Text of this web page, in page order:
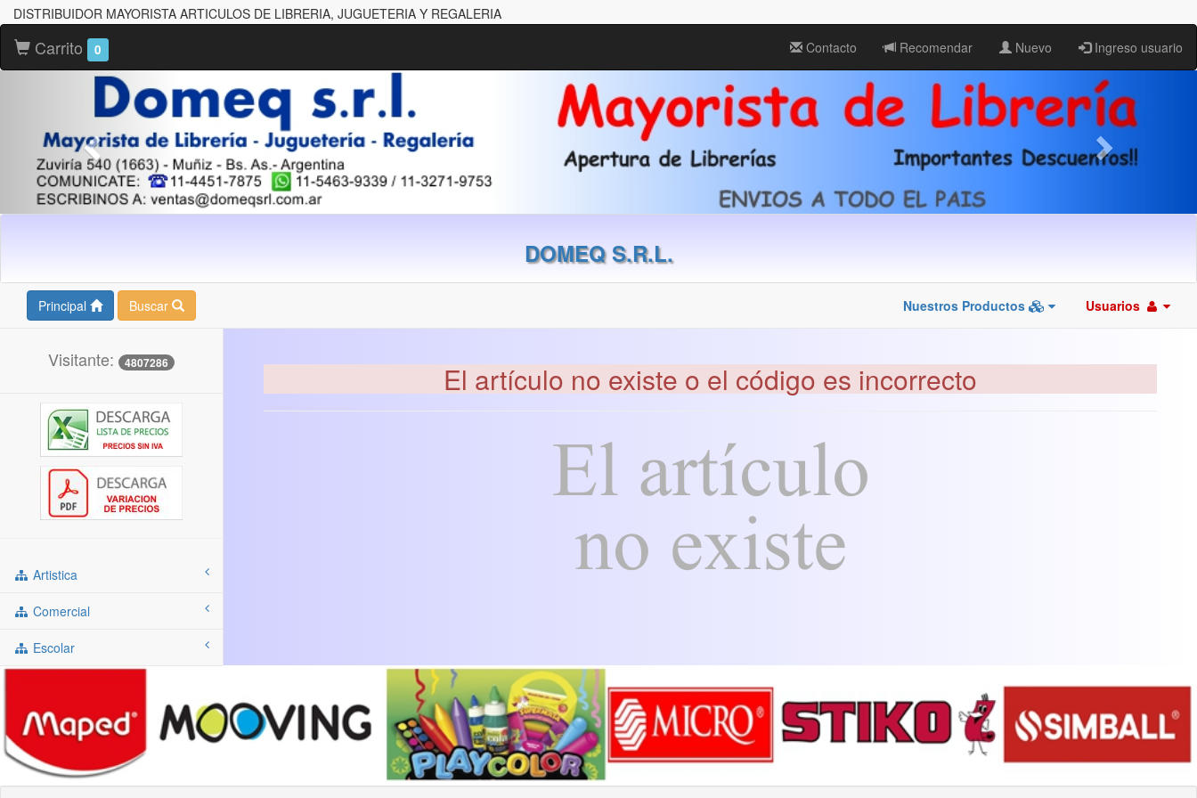
DISTRIBUIDOR MAYORISTA ARTICULOS DE LIBRERIA, JUGUETERIA Y REGALERIA
Carrito 0 Contacto Recomendar Nuevo Ingreso usuario
DOMEQ S.R.L.
Principal Buscar Nuestros Productos Usuarios
Visitante: 4807286
Artistica
Comercial
Escolar
El artículo no existe o el código es incorrecto